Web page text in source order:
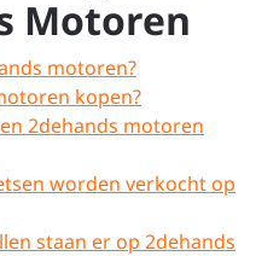
Motoren
motoren?
kopen?
2dehands motoren
worden verkocht op
staan er op 2dehands